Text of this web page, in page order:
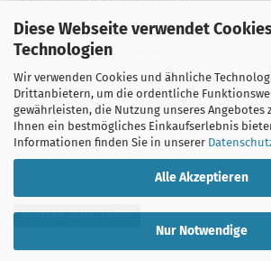
Diese Webseite verwendet
Technologien
Wir verwenden Cookies und ähnliche
Drittanbietern, um die ordentliche
gewährleisten, die Nutzung unseres Angebotes
Ihnen ein bestmögliches Einkaufserlebnis
Informationen finden Sie in unserer
Alle Akzeptieren
Nur Notwendige
der Beschreibung der Teile und stellt in keinem Fall eine direkte
Verbindung zu dem Unternehmen "Volkswagen" her/da.
Die Beschreibungen, Zeichnungen und Angaben zur
Verwendung sind sorgfältig überprüft worden.
Vertrag widerrufen